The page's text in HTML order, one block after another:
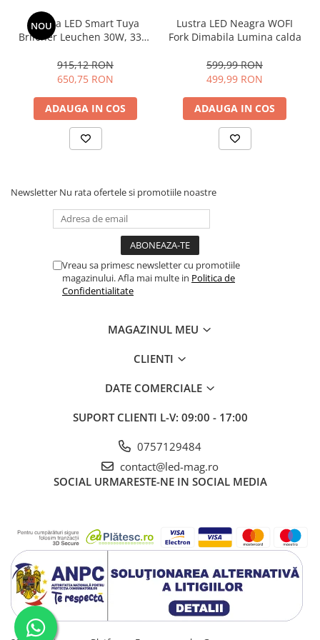
NOU
Lustra LED Smart Tuya
Briloner Leuchen 30W, 3300
telefon, Telecomanda,
lumina Calda, Neutra, Rece,
Amazon Alexa si Google
Home , Functie Memorie
915,12 RON
650,75 RON
ADAUGA IN COS
Lustra LED Neagra WOFI
Fork Dimabila Lumina calda
599,99 RON
499,99 RON
ADAUGA IN COS
Newsletter Nu rata ofertele si promotiile noastre
Vreau sa primesc newsletter cu promotiile
magazinului. Afla mai multe in Politica de
Confidentialitate
MAGAZINUL MEU
CLIENTI
DATE COMERCIALE
SUPORT CLIENTI L-V: 09:00 - 17:00
0757129484
contact@led-mag.ro
SOCIAL URMARESTE-NE IN SOCIAL MEDIA